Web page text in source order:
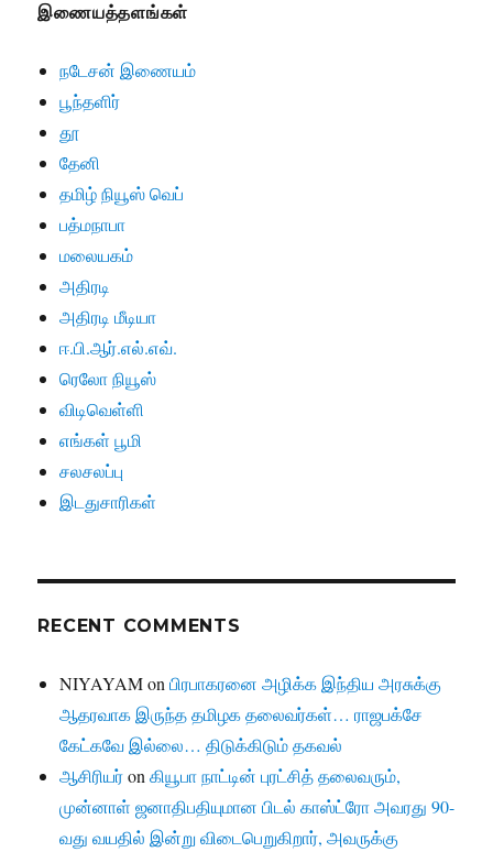
இணையத்தளங்கள்
நடேசன் இணையம்
பூந்தளிர்
தூ
தேனி
தமிழ் நியூஸ் வெப்
பத்மநாபா
மலையகம்
அதிரடி
அதிரடி மீடியா
ஈ.பி.ஆர்.எல்.எவ்.
ரெலோ நியூஸ்
விடிவெள்ளி
எங்கள் பூமி
சலசலப்பு
இடதுசாரிகள்
RECENT COMMENTS
NIYAYAMonபிரபாகரனை அழிக்க இந்திய அரசுக்கு
ஆதரவாக இருந்த தமிழக தலைவர்கள்… ராஜபக்சே
கேட்கவே இல்லை… திடுக்கிடும் தகவல்
ஆசிரியர்onகியூபா நாட்டின் புரட்சித் தலைவரும்,
முன்னாள் ஜனாதிபதியுமான பிடல் காஸ்ட்ரோ அவரது 90-
வது வயதில் இன்று விடைபெறுகிறார், அவருக்கு